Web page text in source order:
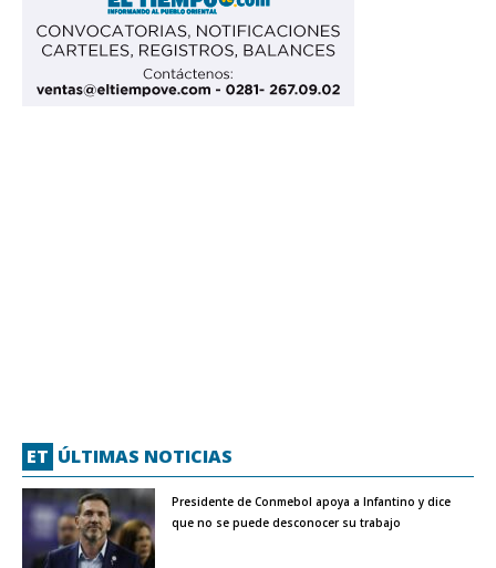
ET ÚLTIMAS NOTICIAS
Presidente de Conmebol apoya a Infantino y dice
que no se puede desconocer su trabajo